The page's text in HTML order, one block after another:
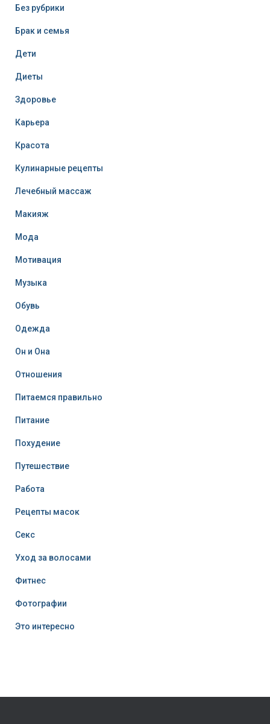
Без рубрики
Брак и семья
Дети
Диеты
Здоровье
Карьера
Красота
Кулинарные рецепты
Лечебный массаж
Макияж
Мода
Мотивация
Музыка
Обувь
Одежда
Он и Она
Отношения
Питаемся правильно
Питание
Похудение
Путешествие
Работа
Рецепты масок
Секс
Уход за волосами
Фитнес
Фотографии
Это интересно